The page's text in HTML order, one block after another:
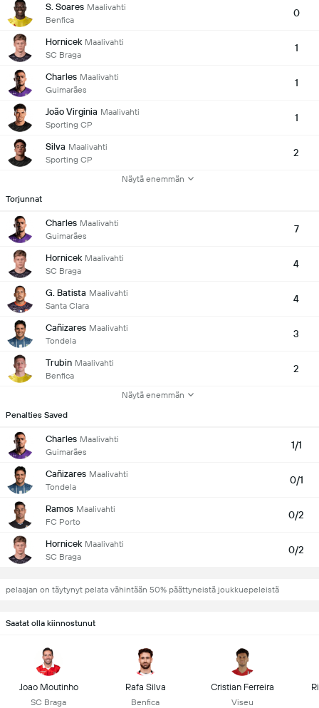
S. Soares Maalivahti
Benfica
0
Hornicek Maalivahti
SC Braga
1
Charles Maalivahti
Guimarães
1
João Virginia Maalivahti
Sporting CP
1
Silva Maalivahti
Sporting CP
2
Näytä enemmän
Torjunnat
Charles Maalivahti
Guimarães
7
Hornicek Maalivahti
SC Braga
4
G. Batista Maalivahti
Santa Clara
4
Cañizares Maalivahti
Tondela
3
Trubin Maalivahti
Benfica
2
Näytä enemmän
Penalties Saved
Charles Maalivahti
Guimarães
1/1
Cañizares Maalivahti
Tondela
0/1
Ramos Maalivahti
FC Porto
0/2
Hornicek Maalivahti
SC Braga
0/2
pelaajan on täytynyt pelata vähintään 50% päättyneistä joukkuepeleistä
Saatat olla kiinnostunut
Joao Moutinho
SC Braga
Rafa Silva
Benfica
Cristian Ferreira
Viseu